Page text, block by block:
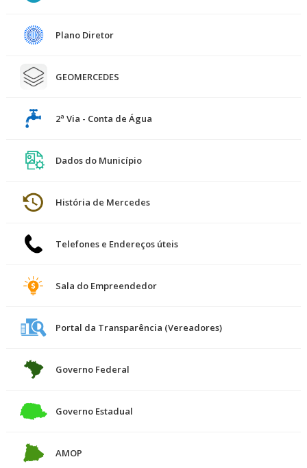
Plano Diretor
GEOMERCEDES
2ª Via - Conta de Água
Dados do Município
História de Mercedes
Telefones e Endereços úteis
Sala do Empreendedor
Portal da Transparência (Vereadores)
Governo Federal
Governo Estadual
AMOP